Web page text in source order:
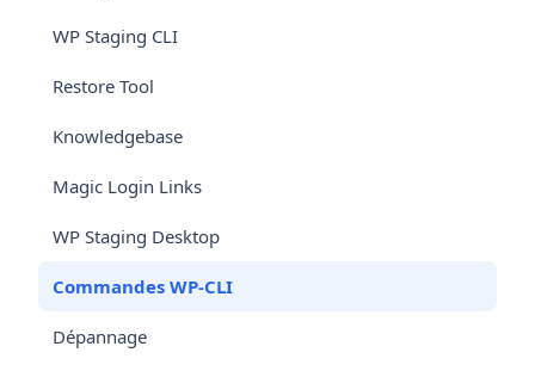
WP Staging CLI
Restore Tool
Knowledgebase
Magic Login Links
WP Staging Desktop
Commandes WP-CLI
Dépannage